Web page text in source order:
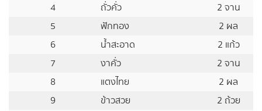
4
ถั่วคั่ว
2 จาน
5
ฟักทอง
2 ผล
6
น้ำสะอาด
2 แก้ว
7
งาคั่ว
2 จาน
8
แตงไทย
2 ผล
9
ข้าวสวย
2 ถ้วย